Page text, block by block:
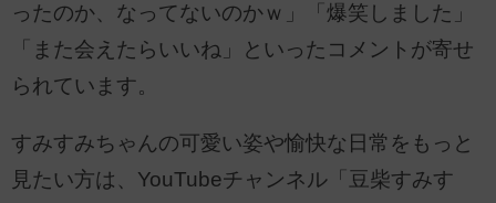
ったのか、なってないのかｗ」「爆笑しました」
「また会えたらいいね」といったコメントが寄せ
られています。
すみすみちゃんの可愛い姿や愉快な日常をもっと
見たい方は、YouTubeチャンネル「豆柴すみす